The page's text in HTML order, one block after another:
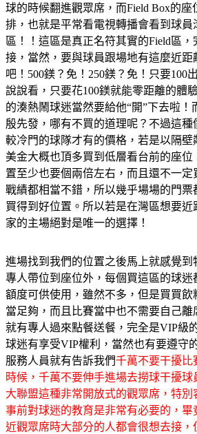
球的時候翻進觀眾席，而Field Box的
排，也就是平常看電視轉播會看到球員
區！！這區是真正名符其實的Field區
接，當然，要與球員跟場地有這麼近距
吧！500鎂？免！250鎂？免！只要100
說說看，只要花100鎂就能零距離的體
的湊熱鬧球迷當然要給他“開”下去啦
殷先發，哪有不買的道理呢？不過這
較冷門的球隊才有的價格，若是以隔壁
美金大概也頂多買到低層看台前的座位
置至少也要個兩倍左右，而且還不一
戰績都相當不錯，所以幾乎場場的門
買得到好位置。所以若是在灣區想要
家的主場絕對是唯一的選擇！
進場找到我們的位置之後馬上就感覺到
專人帶位到座位外，每個買這區的球迷
額度可供使用，雖然不多，但是買買飲
當足夠，而且比賽當中也不需要自己離
就有專人過來點餐送餐，完全是VIP級
球迷有享受VIP權利，當然也有要遵守
服務人員就有告訴我們千萬不要干擾比
時候，千萬不要伸手進場去撈球干擾
大聯盟這種非常開放式的觀眾席，特
事前對球迷的教育是非常有必要的，
近觀眾席時大部分的人都會很想去接，